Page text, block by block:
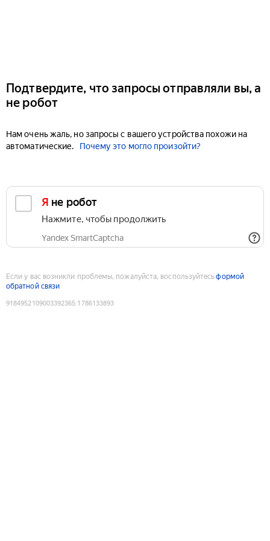
Подтвердите, что запросы отправляли вы, а
не робот
Нам очень жаль, но запросы с вашего устройства похожи на
автоматические.
Почему это могло произойти?
Я не робот
Нажмите, чтобы продолжить
Yandex SmartCaptcha
Если у вас возникли проблемы, пожалуйста, воспользуйтесьформой
обратной связи
9184952109003392365:1786133893